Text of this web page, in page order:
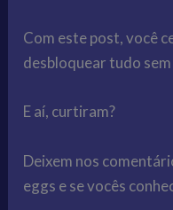
Com este post, você
desbloquear tudo
E aí, curtiram?
Deixem nos
eggs e se vocês